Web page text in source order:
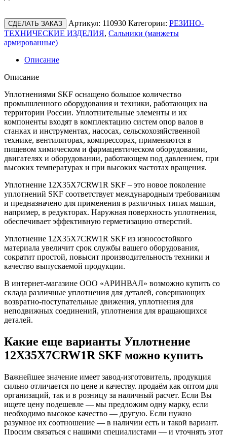
СДЕЛАТЬ ЗАКАЗ Артикул: 110930 Категории: РЕЗИНО-
ТЕХНИЧЕСКИЕ ИЗДЕЛИЯ, Сальники (манжеты
армированные)
Описание
Описание
Уплотнениями SKF оснащено большое количество
промышленного оборудования и техники, работающих на
территории России. Уплотнительные элементы и их
компоненты входят в комплектацию систем опор валов в
станках и инструментах, насосах, сельскохозяйственной
технике, вентиляторах, компрессорах, применяются в
пищевом химическом и фармацевтическом оборудовании,
двигателях и оборудовании, работающем под давлением, при
высоких температурах и при высоких частотах вращения.
Уплотнение 12X35X7CRW1R SKF – это новое поколение
уплотнений SKF соответствует международным требованиям
и предназначено для применения в различных типах машин,
например, в редукторах. Наружная поверхность уплотнения,
обеспечивает эффективную герметизацию отверстий.
Уплотнение 12X35X7CRW1R SKF из износостойкого
материала увеличит срок службы вашего оборудования,
сократит простой, повысит производительность техники и
качество выпускаемой продукции.
В интернет-магазине ООО «АРИНВАЛ» возможно купить со
склада различные уплотнения для деталей, совершающих
возвратно-поступательные движения, уплотнения для
неподвижных соединений, уплотнения для вращающихся
деталей.
Какие еще варианты Уплотнение
12X35X7CRW1R SKF можно купить
Важнейшее значение имеет завод-изготовитель, продукция
сильно отличается по цене и качеству. продаём как оптом для
организаций, так и в розницу за наличный расчет. Если Вы
ищете цену подешевле — мы предложим одну марку, если
необходимо высокое качество — другую. Если нужно
разумное их соотношение — в наличии есть и такой вариант.
Просим связаться с нашими специалистами — и уточнять этот